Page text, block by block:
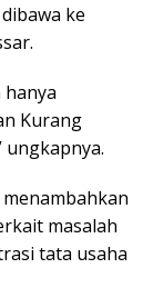
ke
Kurang
ungkapnya.
menambahkan
masalah
tata usaha